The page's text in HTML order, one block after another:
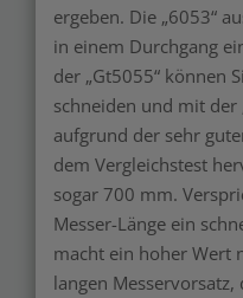
ergeben. Die „6053“
in einem Durchgang
der „Gt5055“ können
schneiden und mit der
aufgrund der sehr
dem Vergleichstest
sogar 700 mm.
Messer-Länge ein
macht ein hoher Wert
langen